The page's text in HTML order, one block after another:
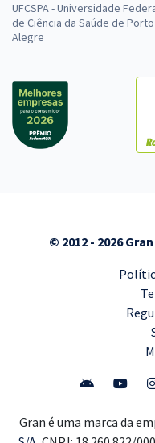
UFCSPA - Universidade
de Ciência da Saúde de Porto
Alegre
© 2012 - 2026
Gran é uma marca da